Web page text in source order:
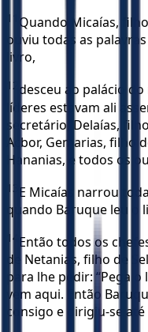
11
Quando Micaías,
ouviu todas as
livro,
12 desceu ao palácio do
líderes estavam ali
secretário, Delaías,
Acbor, Gemarias, filho
Hananias, e todos os
13 E Micaías narrou
quando Baruque leu o
14 Então todos os
de Netanias, filho de
para lhe pedir: “Pega
vem aqui. Então
consigo e dirigiu-se até